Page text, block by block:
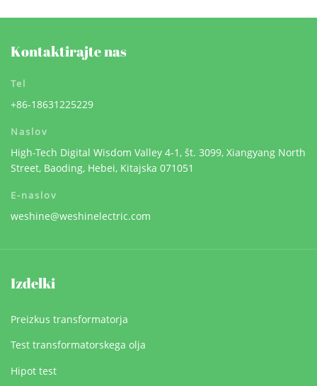
Kontaktirajte nas
Tel
+86-18631225229
Naslov
High-Tech Digital Wisdom Valley 4-1, št. 3099, Xiangyang North
Street, Baoding, Hebei, Kitajska 071051
E-naslov
weshine@weshinelectric.com
Izdelki
Preizkus transformatorja
Test transformatorskega olja
Hipot test